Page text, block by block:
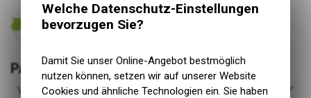
PASSEND DAZU
Verfügbarkeit
Welche Datenschutz-Einstellungen
bevorzugen Sie?
Damit Sie unser Online-Angebot bestmöglich
nutzen können, setzen wir auf unserer Website
Cookies und ähnliche Technologien ein. Sie haben